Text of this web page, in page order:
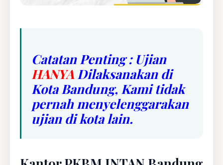
Catatan Penting : Ujian
HANYA Dilaksanakan di
Kota Bandung, Kami tidak
pernah menyelenggarakan
ujian di kota lain.